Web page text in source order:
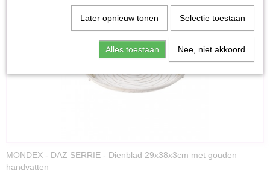
MONDEX - DAZ SERRIE - Dienblad 29x38x3cm met gouden
handvatten
Later opnieuw tonen Selectie toestaan
Alles toestaan Nee, niet akkoord